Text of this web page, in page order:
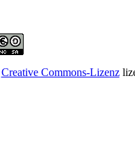
Creative Commons-Lizenz